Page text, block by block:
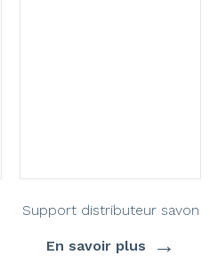
Support distributeur savon
En savoir plus →